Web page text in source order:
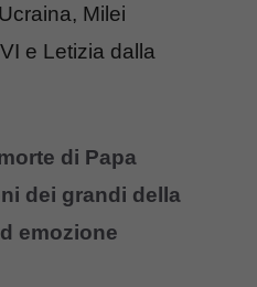
Milei
e Letizia dalla
di Papa
dei grandi della
emozione